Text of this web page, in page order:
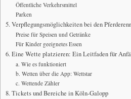
Öffentliche Verkehrsmittel
Parken
5. Verpflegungsmöglichkeiten bei den
Preise für Speisen und Getränke
Für Kinder geeignetes Essen
6. Eine Wette platzieren: Ein Leitfaden für
a. Wie es funktioniert
b. Wetten über die App: Wettstar
c. Wettende Zähler
8. Tickets und Bereiche in Köln-Galopp